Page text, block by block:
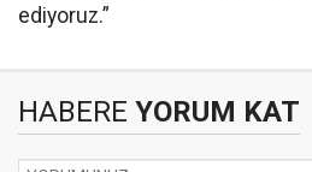
ediyoruz.”
HABERE YORUM KAT